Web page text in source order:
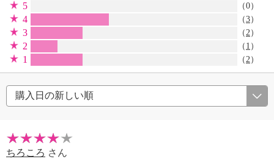
5 （0）
4 （3）
3 （2）
2 （ 1 ）
1 （2）
ちろころ さん